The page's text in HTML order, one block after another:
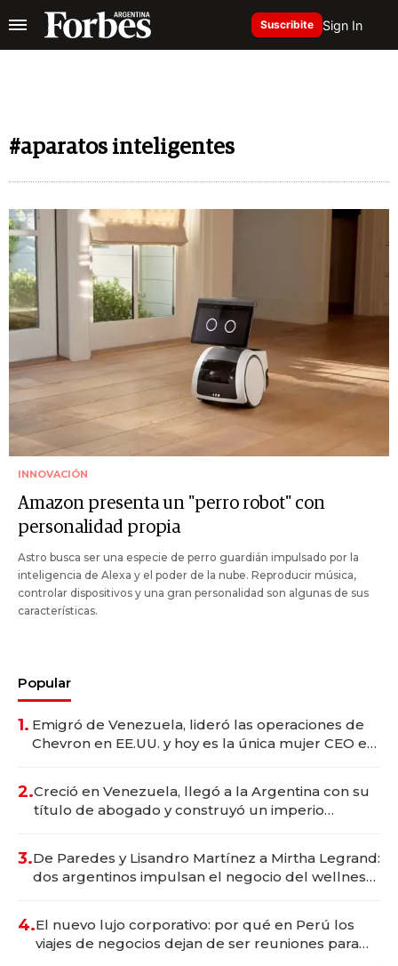
Suscribite Sign In
#aparatos inteligentes
INNOVACIÓN
Amazon presenta un "perro robot" con
personalidad propia
Astro busca ser una especie de perro guardián impulsado por la
inteligencia de Alexa y el poder de la nube. Reproducir música,
controlar dispositivos y una gran personalidad son algunas de sus
características.
Popular
1. Emigró de Venezuela, lideró las operaciones de
Chevron en EE.UU. y hoy es la única mujer CEO en
2.Creció en Venezuela, llegó a la Argentina con su
título de abogado y construyó un imperio
3.De Paredes y Lisandro Martínez a Mirtha Legrand:
dos argentinos impulsan el negocio del wellness
4.El nuevo lujo corporativo: por qué en Perú los
viajes de negocios dejan de ser reuniones para